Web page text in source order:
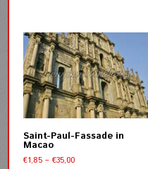
Varianten
auf.
Die
Optionen
können
auf
der
Produktseite
Saint-Paul-Fassade in
Macao
€1,85 –€35,00Preisspanne: